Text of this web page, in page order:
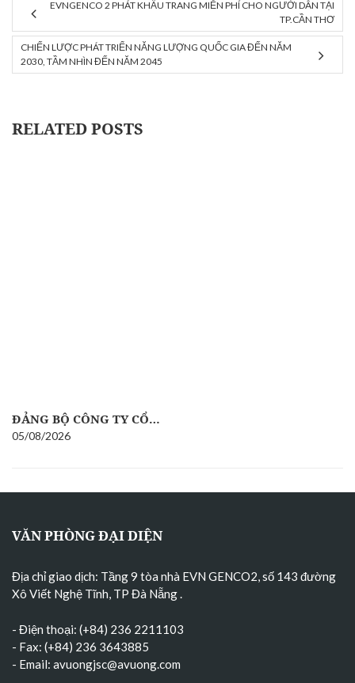
EVNGENCO 2 PHÁT KHẨU TRANG MIỄN PHÍ CHO NGƯỜI DÂN TẠI
TP.CẦN THƠ
CHIẾN LƯỢC PHÁT TRIỂN NĂNG LƯỢNG QUỐC GIA ĐẾN NĂM
2030, TẦM NHÌN ĐẾN NĂM 2045
RELATED POSTS
ĐẢNG BỘ CÔNG TY CỔ…
05/08/2026
VĂN PHÒNG ĐẠI DIỆN
Địa chỉ giao dịch: Tầng 9 tòa nhà EVN GENCO2, số 143 đường
Xô Viết Nghệ Tĩnh, TP Đà Nẵng.
- Điện thoại: (+84) 236 2211103
- Fax: (+84) 236 3643885
- Email: avuongjsc@avuong.com